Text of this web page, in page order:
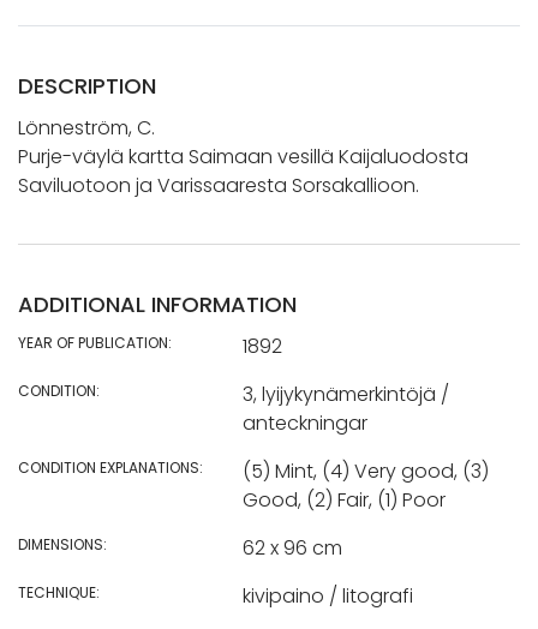
DESCRIPTION
Lönneström, C.
Purje-väylä kartta Saimaan vesillä Kaijaluodosta
Saviluotoon ja Varissaaresta Sorsakallioon.
ADDITIONAL INFORMATION
YEAR OF PUBLICATION: 1892
CONDITION:
3, lyijykynämerkintöjä /
anteckningar
CONDITION EXPLANATIONS:
(5) Mint, (4) Very good, (3)
Good, (2) Fair, (1) Poor
DIMENSIONS: 62 x 96 cm
TECHNIQUE: kivipaino / litografi